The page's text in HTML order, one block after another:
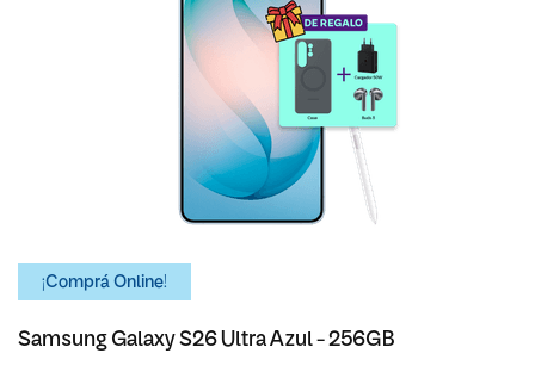
¡Comprá Online!
Samsung Galaxy S26 Ultra Azul - 256GB